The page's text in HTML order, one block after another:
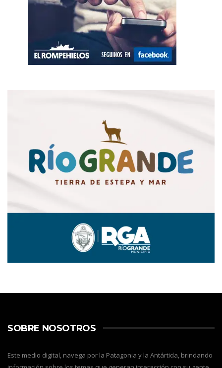
SOBRE NOSOTROS
Este medio digital, navega por la Patagonia y la Antártida, brindando